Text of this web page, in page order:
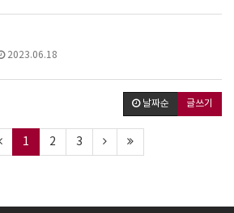
2023.06.18
날짜순 글쓰기
1 2 3